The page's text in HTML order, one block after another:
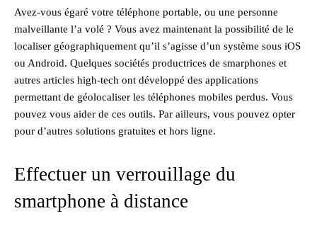
Avez-vous égaré votre téléphone portable, ou une personne
malveillante l’a volé ? Vous avez maintenant la possibilité de le
localiser géographiquement qu’il s’agisse d’un système sous iOS
ou Android. Quelques sociétés productrices de smarphones et
autres articles high-tech ont développé des applications
permettant de géolocaliser les téléphones mobiles perdus. Vous
pouvez vous aider de ces outils. Par ailleurs, vous pouvez opter
pour d’autres solutions gratuites et hors ligne.
Effectuer un verrouillage du
smartphone à distance